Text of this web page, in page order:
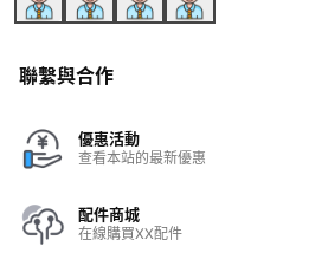
聯繫與合作
優惠活動
查看本站的最新優惠
配件商城
在線購買XX配件